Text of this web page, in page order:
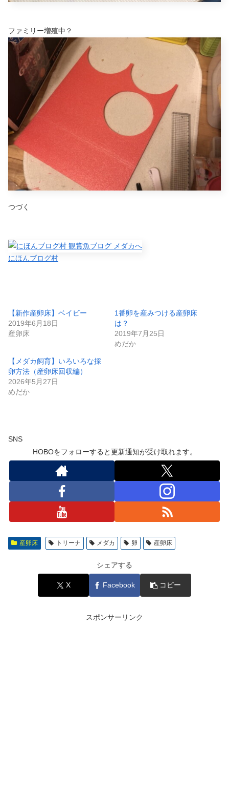
ファミリー増殖中？
つづく
にほんブログ村
【新作産卵床】ベイビー
2019年6月18日
産卵床
1番卵を産みつける産卵床
は？
2019年7月25日
めだか
【メダカ飼育】いろいろな採
卵方法（産卵床回収編）
2026年5月27日
めだか
SNS
HOBOをフォローすると更新通知が受け取れます。
産卵床 トリーナ メダカ 卵 産卵床
シェアする
X Facebook コピー
スポンサーリンク